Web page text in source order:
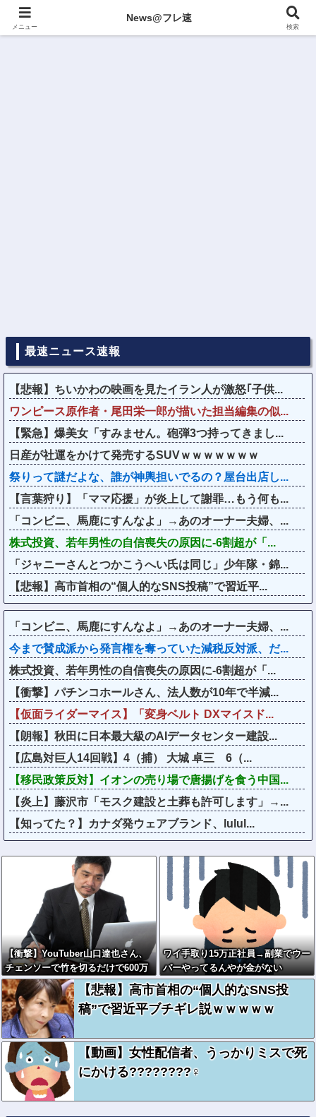
最速ニュース速報
【悲報】ちいかわの映画を見たイラン人が激怒｢子供...
ワンピース原作者・尾田栄一郎が描いた担当編集の似...
【緊急】爆美女「すみません。砲弾3つ持ってきまし...
日産が社運をかけて発売するSUVｗｗｗｗｗｗｗ
祭りって謎だよな、誰が神輿担いでるの？屋台出店し...
【言葉狩り】「ママ応援」が炎上して謝罪…もう何も...
「コンビニ、馬鹿にすんなよ」→あのオーナー夫婦、...
株式投資、若年男性の自信喪失の原因に-6割超が「...
「ジャニーさんとつかこうへい氏は同じ」少年隊・錦...
【悲報】高市首相の“個人的なSNS投稿”で習近平...
「コンビニ、馬鹿にすんなよ」→あのオーナー夫婦、...
今まで賛成派から発言権を奪っていた減税反対派、だ...
株式投資、若年男性の自信喪失の原因に-6割超が「...
【衝撃】パチンコホールさん、法人数が10年で半減...
【仮面ライダーマイス】「変身ベルト DXマイスド...
【朗報】秋田に日本最大級のAIデータセンター建設...
【広島対巨人14回戦】4（捕） 大城 卓三 6（...
【移民政策反対】イオンの売り場で唐揚げを食う中国...
【炎上】藤沢市「モスク建設と土葬も許可します」→...
【知ってた？】カナダ発ウェアブランド、lulul...
【衝撃】YouTuber山口達也さん、
チェンソーで竹を切るだけで600万
再生を突破してしまう←正直、こう
言うのでいいんだよなw w w w w w
w w
ワイ手取り15万正社員→副業でウー
バーやってるんやが金がない
【悲報】高市首相の“個人的なSNS投
稿”で習近平ブチギレ説ｗｗｗｗｗ
【動画】女性配信者、うっかりミスで死
にかける????????‍♀
メニュー
News@フレ速
検索